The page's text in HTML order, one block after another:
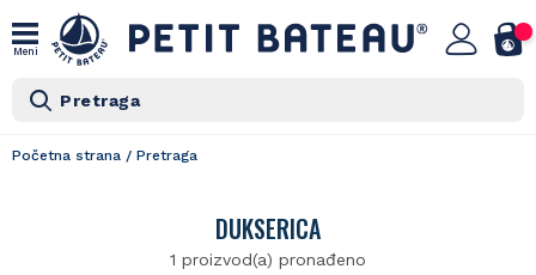
Meni
Pretraga
Početna strana / Pretraga
DUKSERICA
1 proizvod(a) pronađeno